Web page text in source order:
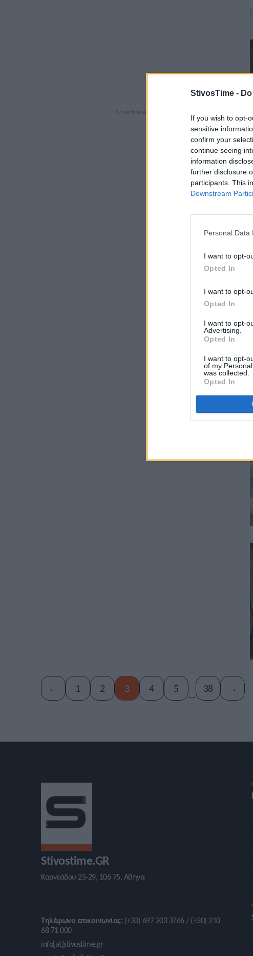
StivosTime -
If you wish to opt-
sensitive
confirm your
continue seeing
information
further disclosure
participants. This
Downstream
Personal Data
I want to opt-
Opted In
I want to opt-
Opted In
I want to opt-
Advertising.
Opted In
I want to opt-
of my
was collected.
Opted In
← 1 2 3 4 5 … 38 →
Stivostime.GR
Καρνεάδου 25-29, 106 75, Αθήνα
Τηλέφωνο επικοινωνίας: (+30) 697 203 3766 / (+30) 210
68 71 000
info[at]stivostime.gr